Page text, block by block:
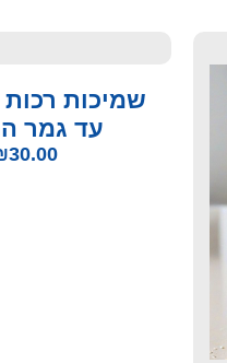
שמיכות
עד גמר
30.00